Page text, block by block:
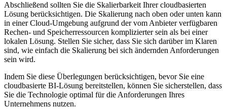
Abschließend sollten Sie die Skalierbarkeit Ihrer cloudbasierten
Lösung berücksichtigen. Die Skalierung nach oben oder unten kann
in einer Cloud-Umgebung aufgrund der vom Anbieter verfügbaren
Rechen- und Speicherressourcen komplizierter sein als bei einer
lokalen Lösung. Stellen Sie sicher, dass Sie sich darüber im Klaren
sind, wie einfach die Skalierung bei sich ändernden Anforderungen
sein wird.
Indem Sie diese Überlegungen berücksichtigen, bevor Sie eine
cloudbasierte BI-Lösung bereitstellen, können Sie sicherstellen, dass
Sie die Technologie optimal für die Anforderungen Ihres
Unternehmens nutzen.